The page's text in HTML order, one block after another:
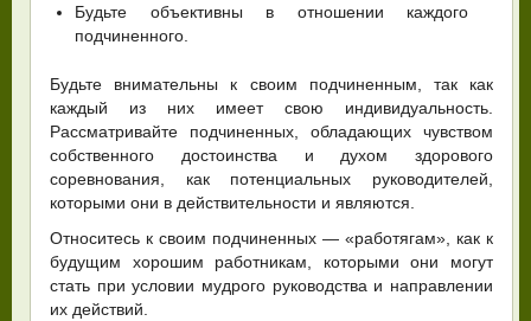
Будьте объективны в отношении каждого
подчиненного.
Будьте внимательны к своим подчиненным, так как
каждый из них имеет свою индивидуальность.
Рассматривайте подчиненных, обладающих чувством
собственного достоинства и духом здорового
соревнования, как потенциальных руководителей,
которыми они в действительности и являются.
Относитесь к своим подчиненных — «работягам», как к
будущим хорошим работникам, которыми они могут
стать при условии мудрого руководства и направлении
их действий.